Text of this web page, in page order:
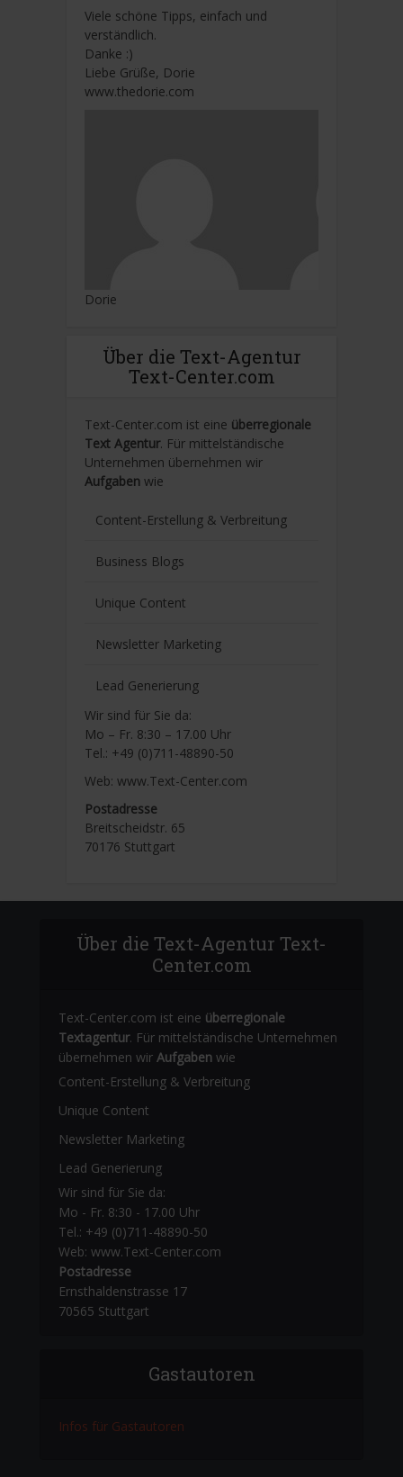
Viele schöne Tipps, einfach und
verständlich.
Danke :)
Liebe Grüße, Dorie
www.thedorie.com
Dorie
Über die Text-Agentur
Text-Center.com
Text-Center.com ist eine überregionale
Text Agentur. Für mittelständische
Unternehmen übernehmen wir
Aufgaben wie
Content-Erstellung & Verbreitung
Business Blogs
Unique Content
Newsletter Marketing
Lead Generierung
Wir sind für Sie da:
Mo – Fr. 8:30 – 17.00 Uhr
Tel.: +49 (0)711-48890-50
Web: www.Text-Center.com
Postadresse
Breitscheidstr. 65
70176 Stuttgart
Über die Text-Agentur Text-
Center.com
Text-Center.com ist eine überregionale
Textagentur. Für mittelständische Unternehmen
übernehmen wir Aufgaben wie
Content-Erstellung & Verbreitung
Unique Content
Newsletter Marketing
Lead Generierung
Wir sind für Sie da:
Mo - Fr. 8:30 - 17.00 Uhr
Tel.: +49 (0)711-48890-50
Web: www.Text-Center.com
Postadresse
Ernsthaldenstrasse 17
70565 Stuttgart
Gastautoren
Infos für Gastautoren